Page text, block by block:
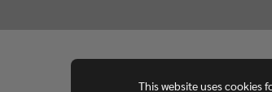
This website uses cookies